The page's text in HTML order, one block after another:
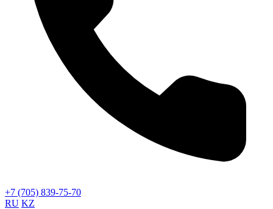
+7 (705) 839-75-70
RU KZ